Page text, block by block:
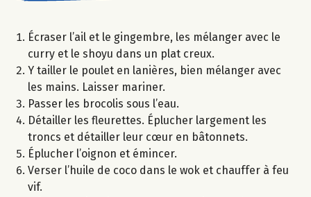
Écraser l’ail et le gingembre, les mélanger avec le
curry et le shoyu dans un plat creux.
Y tailler le poulet en lanières, bien mélanger avec
les mains. Laisser mariner.
Passer les brocolis sous l’eau.
Détailler les fleurettes. Éplucher largement les
troncs et détailler leur cœur en bâtonnets.
Éplucher l’oignon et émincer.
Verser l’huile de coco dans le wok et chauffer à feu
vif.